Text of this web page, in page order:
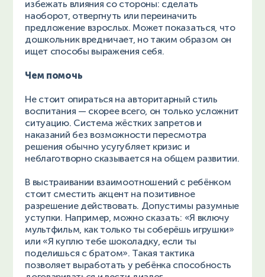
избежать влияния со стороны: сделать
наоборот, отвергнуть или переиначить
предложение взрослых. Может показаться, что
дошкольник вредничает, но таким образом он
ищет способы выражения себя.
Чем помочь
Не стоит опираться на авторитарный стиль
воспитания — скорее всего, он только усложнит
ситуацию. Система жёстких запретов и
наказаний без возможности пересмотра
решения обычно усугубляет кризис и
неблаготворно сказывается на общем развитии.
В выстраивании взаимоотношений с ребёнком
стоит сместить акцент на позитивное
разрешение действовать. Допустимы разумные
уступки. Например, можно сказать: «Я включу
мультфильм, как только ты соберёшь игрушки»
или «Я куплю тебе шоколадку, если ты
поделишься с братом». Такая тактика
позволяет выработать у ребёнка способность